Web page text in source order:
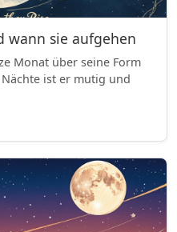
wann sie aufgehen
Monat über seine Form
ist er mutig und